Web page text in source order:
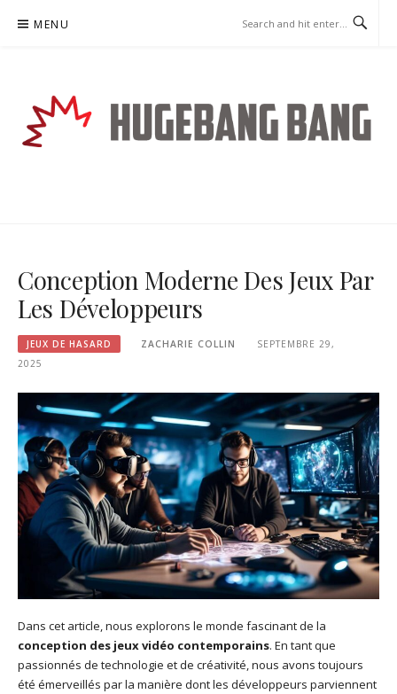
MENU
Conception Moderne Des Jeux Par
Les Développeurs
JEUX DE HASARD ZACHARIE COLLIN
SEPTEMBRE 29,
2025
Dans cet article, nous explorons le monde fascinant de la
conception des jeux vidéo contemporains. En tant que
passionnés de technologie et de créativité, nous avons toujours
été émerveillés par la manière dont les développeurs parviennent